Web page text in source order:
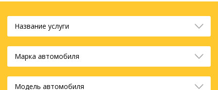
Название услуги
Марка автомобиля
Модель автомобиля